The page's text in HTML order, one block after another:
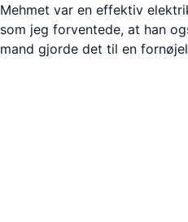
Mehmet var en effektiv
som jeg forventede, at han
mand gjorde det til en